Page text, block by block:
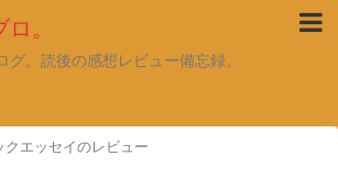
。
グ。読後の感想レビュー備忘録。
クエッセイのレビュー